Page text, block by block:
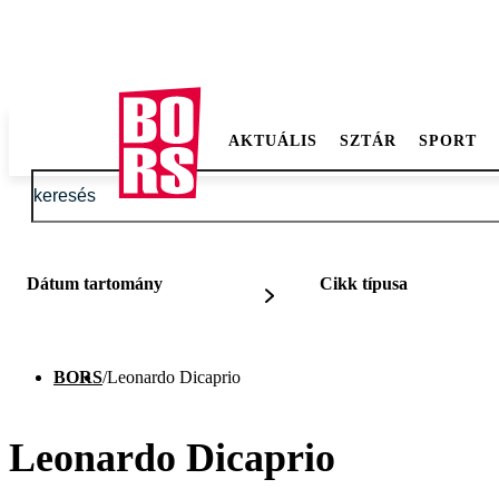
AKTUÁLIS SZTÁR SPORT
Dátum tartomány Cikk típusa
BORS/Leonardo Dicaprio
Leonardo Dicaprio